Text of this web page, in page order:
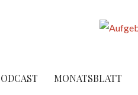
MONATSBLATT